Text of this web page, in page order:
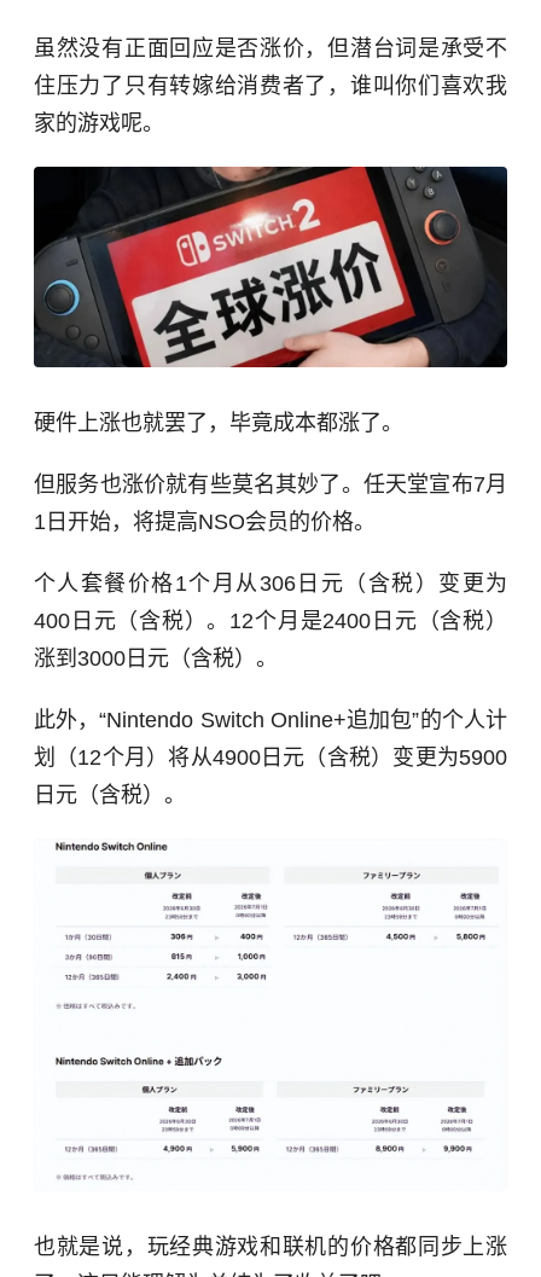
虽然没有正面回应是否涨价，但潜台词是承受不
住压力了只有转嫁给消费者了，谁叫你们喜欢我
家的游戏呢。
硬件上涨也就罢了，毕竟成本都涨了。
但服务也涨价就有些莫名其妙了。任天堂宣布7月
1日开始，将提高NSO会员的价格。
个人套餐价格1个月从306日元（含税）变更为
400日元（含税）。12个月是2400日元（含税）
涨到3000日元（含税）。
此外，“Nintendo Switch Online+追加包”的个人计
划（12个月）将从4900日元（含税）变更为5900
日元（含税）。
也就是说，玩经典游戏和联机的价格都同步上涨